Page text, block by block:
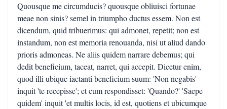
Quousque me circumducis? quousque obliuisci fortunae
meae non sinis? semel in triumpho ductus essem. Non est
dicendum, quid tribuerimus: qui admonet, repetit; non est
instandum, non est memoria renouanda, nisi ut aliud dando
prioris admoneas. Ne aliis quidem narrare debemus; qui
dedit beneficium, taceat, narret, qui accepit. Dicetur enim,
quod illi ubique iactanti beneficium suum: 'Non negabis'
inquit 'te recepisse'; et cum respondisset: 'Quando?' 'Saepe
quidem' inquit 'et multis locis, id est, quotiens et ubicumque